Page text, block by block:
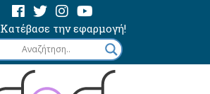
Κατέβασε την εφαρμογή!